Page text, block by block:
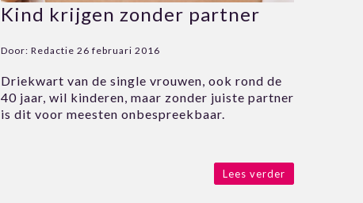
Kind krijgen zonder partner
Door: Redactie 26 februari 2016
Driekwart van de single vrouwen, ook rond de
40 jaar, wil kinderen, maar zonder juiste partner
is dit voor meesten onbespreekbaar.
Lees verder